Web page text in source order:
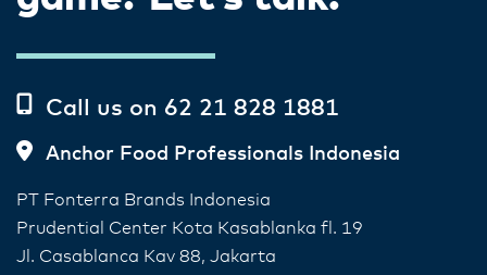
Call us on 62 21 828 1881
Anchor Food Professionals Indonesia
PT Fonterra Brands Indonesia
Prudential Center Kota Kasablanka fl. 19
Jl. Casablanca Kav 88, Jakarta